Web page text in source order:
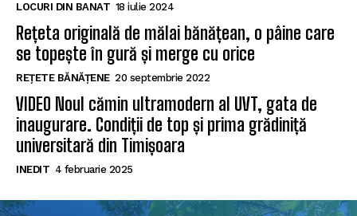
LOCURI DIN BANAT 18 iulie 2024
Rețeta originală de mălai bănățean, o pâine care
se topește în gură și merge cu orice
REȚETE BĂNĂȚENE 20 septembrie 2022
VIDEO Noul cămin ultramodern al UVT, gata de
inaugurare. Condiții de top și prima grădiniță
universitară din Timișoara
INEDIT 4 februarie 2025